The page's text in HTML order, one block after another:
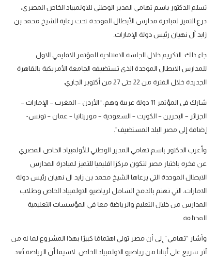
تسلم الدكتور باسم تهامي المدير الوطني للاولمبياد الخاص المصري،
درع التميز لمبادرة مدارس الأبطال الموحدة تحت رعاية الشيخ محمد بن
زايد آل نهيان رئيس دولة الإمارات.
جاء ذلك التكريم خلال الجلسة الافتتاحية للمؤتمر الاقليمي الاول
للمدارس الابطال الموحدة الذي تستضيفه الجامعة الأمريكية بالقاهرة
الجديدة خلال الفترة من 22 حتى 27 من أكتوبر الجاري،
شارك في المؤتمر 11 دولة عربية وهم: “الأردن – المغرب – الإمارات –
الجزائر – البحرين – الكويت – السعودية – موريتانيا – عمان – تونس-
إضافة إلى مصر البلد المستضيف”.
وأعرب الدكتور باسم تهامي المدير الوطني للأولمبياد الخاص المصري
عن فخره باختيار مصر لتكون مركزا اقليميا للتميز لمبادرة المدارس
الابطال الموحدة التي يرعاها الشيخ محمد بن زايد ال نهيان رئيس دولة
الامارات، التي تهتم بالدمج الشامل لرياضيو الاولمبياد الخاص وطلاب
المدارس من خلال التعليم والرياضة معا في المؤسسات التعليمية
المختلفة .
وأشار “تهامي” إلى أن مصر تولي اهتمامًا كبيرًا بهذا المشروع لما له من
آثر سريع على أبنانا من رياضيو الاولمبياد الخاص لاسيما أن الرياضة تُعد